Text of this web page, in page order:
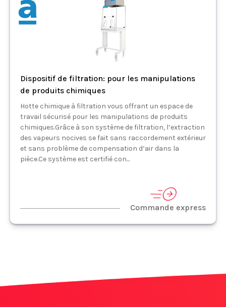
Dispositif de filtration: pour les manipulations
de produits chimiques
Hotte chimique à filtration vous offrant un espace de
travail sécurisé pour les manipulations de produits
chimiques.Grâce à son système de filtration, l’extraction
des vapeurs nocives se fait sans raccordement extérieur
et sans problème de compensation d’air dans la
pièce.Ce système est certifié con...
Commande express